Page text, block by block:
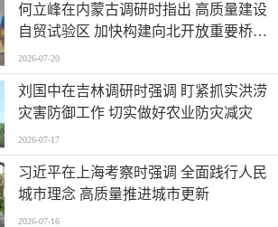
何立峰在内蒙古调研时指出 高质量建设
自贸试验区 加快构建向北开放重要桥头
堡
2026-07-20
刘国中在吉林调研时强调 盯紧抓实洪涝
灾害防御工作 切实做好农业防灾减灾
2026-07-17
习近平在上海考察时强调 全面践行人民
城市理念 高质量推进城市更新
2026-07-16